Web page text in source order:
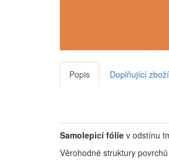
Popis Doplňující zboží
Samolepicí fólie v odstínu
Věrohodné struktury